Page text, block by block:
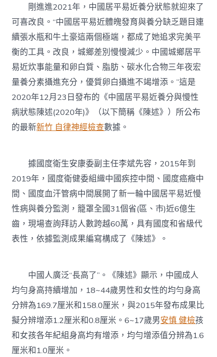
性
病
與
養
分
監
測”
上
新
森
和
診
中
剛進進2021年，中國居平易近養分狀態就迎來了
可喜改良。“中國居平易近體魄發育與養分缺乏題目連
續張水瓶和牛土豪這兩個極端，都成了她追求完美平
衡的工具。改良，城鄉差別慢慢減少。中國城鄉居平
易近炊事能量和卵白質、脂肪、碳水化合物三年夜宏
量養分素攝進充分，優質卵白攝進不竭增添。”這是
2020年12月23日發布的《中國居平易近養分與慢性
病狀態陳述(2020年)》（以下簡稱《陳述》）所公布
的最新新竹 自律神經檢查數據。
據國度衛生安康委副主任李斌先容，2015年到
2019年，國度衛健委組織中國疾控中間、國度癌癥中
間、國度血汗管病中間展開了新一輪中國居平易近慢
性病與養分監測，籠罩全國31個省(區、市)近6億生
齒，現場查詢拜訪人數跨越60萬，具有國度和省級代
表性，依據監測成果編寫構成了《陳述》。
中國人廣泛“長高了”。《陳述》顯示，中國成人
均勻身高持續增加，18~44歲男性和女性的均勻身高
分辨為169.7厘米和158.0厘米，與2015年發布成果比
擬分辨增添1.2厘米和0.8厘米。6~17歲男安慎 健檢孩
和女孩各年紀組身高均有增添，均勻增添值分辨為1.6
厘米和1.0厘米。